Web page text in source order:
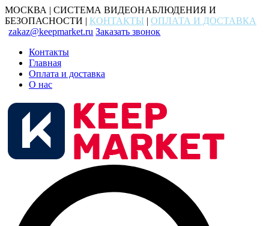
МОСКВА | СИСТЕМА ВИДЕОНАБЛЮДЕНИЯ И
БЕЗОПАСНОСТИ | КОНТАКТЫ | ОПЛАТА И ДОСТАВКА
zakaz@keepmarket.ru Заказать звонок
Контакты
Главная
Оплата и доставка
О нас